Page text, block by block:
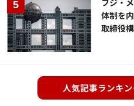
フジ・
体制を
取締役
人気記事ランキ